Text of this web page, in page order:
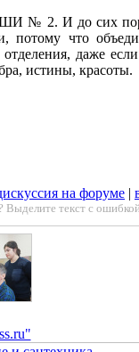
№ 2. И до сих
потому что
даже
истины, красоты.
на форуме |
текст с